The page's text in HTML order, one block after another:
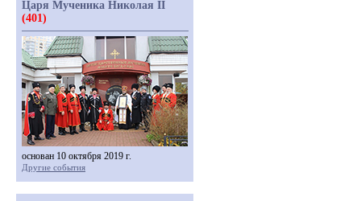
Царя Мученика Николая II
(401)
основан 10 октября 2019 г.
Другие события